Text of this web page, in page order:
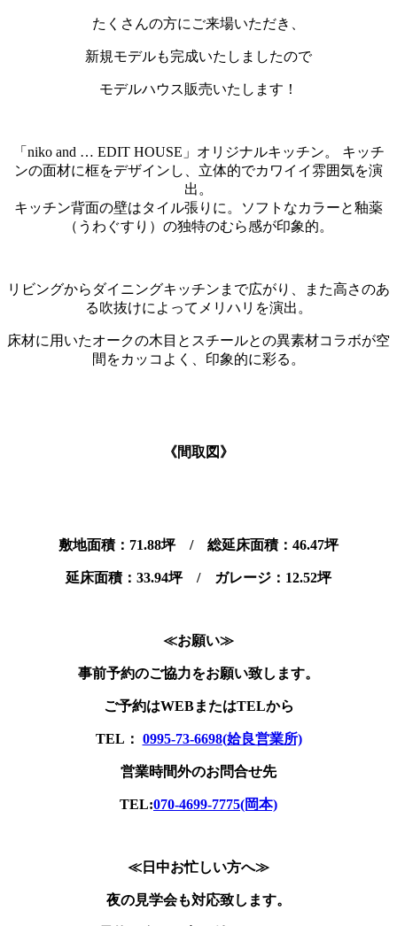
たくさんの方にご来場いただき、
新規モデルも完成いたしましたので
モデルハウス販売いたします！
「niko and … EDIT HOUSE」オリジナルキッチン。 キッチ
ンの面材に框をデザインし、立体的でカワイイ雰囲気を演
出。
キッチン背面の壁はタイル張りに。ソフトなカラーと釉薬
（うわぐすり）の独特のむら感が印象的。
リビングからダイニングキッチンまで広がり、また高さのあ
る吹抜けによってメリハリを演出。
床材に用いたオークの木目とスチールとの異素材コラボが空
間をカッコよく、印象的に彩る。
《間取図》
敷地面積：71.88坪 / 総延床面積：46.47坪
延床面積：33.94坪 / ガレージ：12.52坪
≪お願い≫
事前予約のご協力をお願い致します。
ご予約はWEBまたはTELから
TEL： 0995-73-6698(姶良営業所)
営業時間外のお問合せ先
TEL:070-4699-7775(岡本)
≪日中お忙しい方へ≫
夜の見学会も対応致します。